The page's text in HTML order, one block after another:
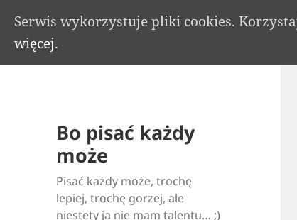
Bo pisać każdy
może
Pisać każdy może, trochę
lepiej, trochę gorzej, ale
niestety ja nie mam talentu… ;)
Serwis wykorzystuje pliki cookies.
więcej.